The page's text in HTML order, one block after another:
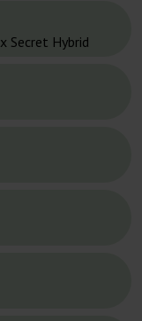
Secret Hybrid